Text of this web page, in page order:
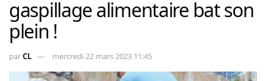
gaspillage alimentaire bat son
plein !
parCL mercredi 22 mars 2023 11:45